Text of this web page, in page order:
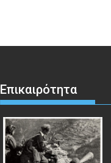
Επικαιρότητα